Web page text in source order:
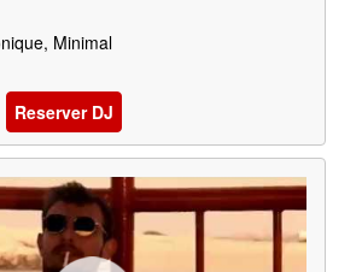
Minimal
Reserver DJ